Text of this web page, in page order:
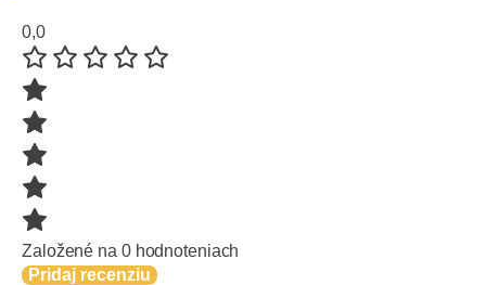
0,0
Založené na 0 hodnoteniach
Pridaj recenziu